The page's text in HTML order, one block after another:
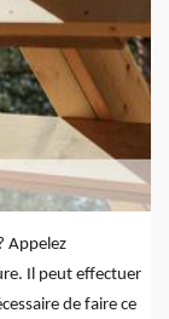
Appelez
Il peut effectuer
de faire ce